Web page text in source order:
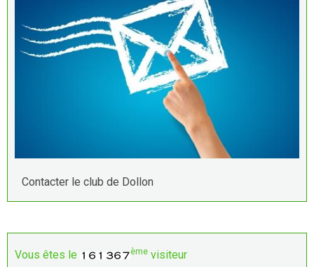
Contacter le club de Dollon
Vous êtes le ème visiteur